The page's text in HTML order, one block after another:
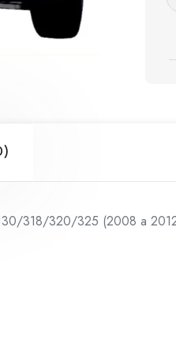
318/320/325 (2008 a